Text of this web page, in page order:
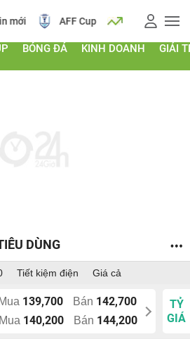
AFF Cup Giá vàng
BÓNG ĐÁ KINH DOANH GIẢI
DÙNG
Tiết kiệm điện Giá cả
Mua 139,700 Bán 142,700
Mua 140,200 Bán 144,200
TỶ
GIÁ